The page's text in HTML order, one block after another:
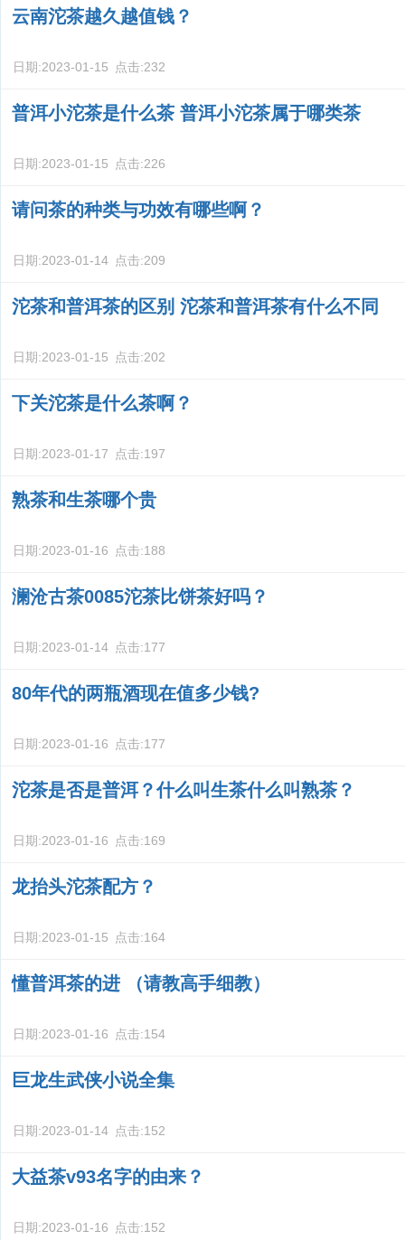
云南沱茶越久越值钱？
日期:2023-01-15 点击:232
普洱小沱茶是什么茶 普洱小沱茶属于哪类茶
日期:2023-01-15 点击:226
请问茶的种类与功效有哪些啊？
日期:2023-01-14 点击:209
沱茶和普洱茶的区别 沱茶和普洱茶有什么不同
日期:2023-01-15 点击:202
下关沱茶是什么茶啊？
日期:2023-01-17 点击:197
熟茶和生茶哪个贵
日期:2023-01-16 点击:188
澜沧古茶0085沱茶比饼茶好吗？
日期:2023-01-14 点击:177
80年代的两瓶酒现在值多少钱?
日期:2023-01-16 点击:177
沱茶是否是普洱？什么叫生茶什么叫熟茶？
日期:2023-01-16 点击:169
龙抬头沱茶配方？
日期:2023-01-15 点击:164
懂普洱茶的进 （请教高手细教）
日期:2023-01-16 点击:154
巨龙生武侠小说全集
日期:2023-01-14 点击:152
大益茶v93名字的由来？
日期:2023-01-16 点击:152